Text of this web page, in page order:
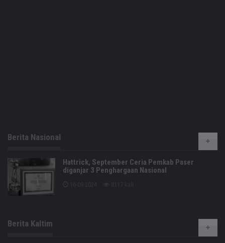
Berita Nasional
Hattrick, September Ceria Pemkab Paser
diganjar 3 Penghargaan Nasional
Berita Kaltim